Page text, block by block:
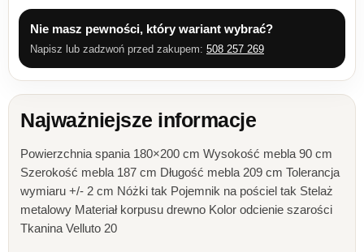
Nie masz pewności, który wariant wybrać?
Napisz lub zadzwoń przed zakupem: 508 257 269
Najważniejsze informacje
Powierzchnia spania 180×200 cm Wysokość mebla 90 cm
Szerokość mebla 187 cm Długość mebla 209 cm Tolerancja
wymiaru +/- 2 cm Nóżki tak Pojemnik na pościel tak Stelaż
metalowy Materiał korpusu drewno Kolor odcienie szarości
Tkanina Velluto 20